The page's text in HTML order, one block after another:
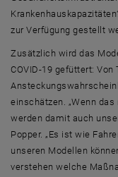
zur Verfügung gestellt
Zusätzlich wird das
COVID-19 gefüttert:
einschätzen. „Wenn
werden damit auch
Popper. „Es ist wie
unseren Modellen
verstehen welche